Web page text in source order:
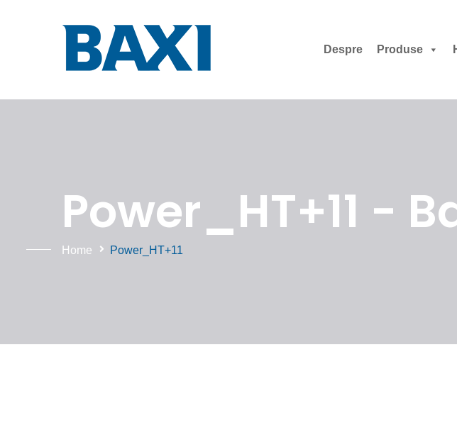
Despre Produse
Power_HT+11 -
Home Power_HT+11